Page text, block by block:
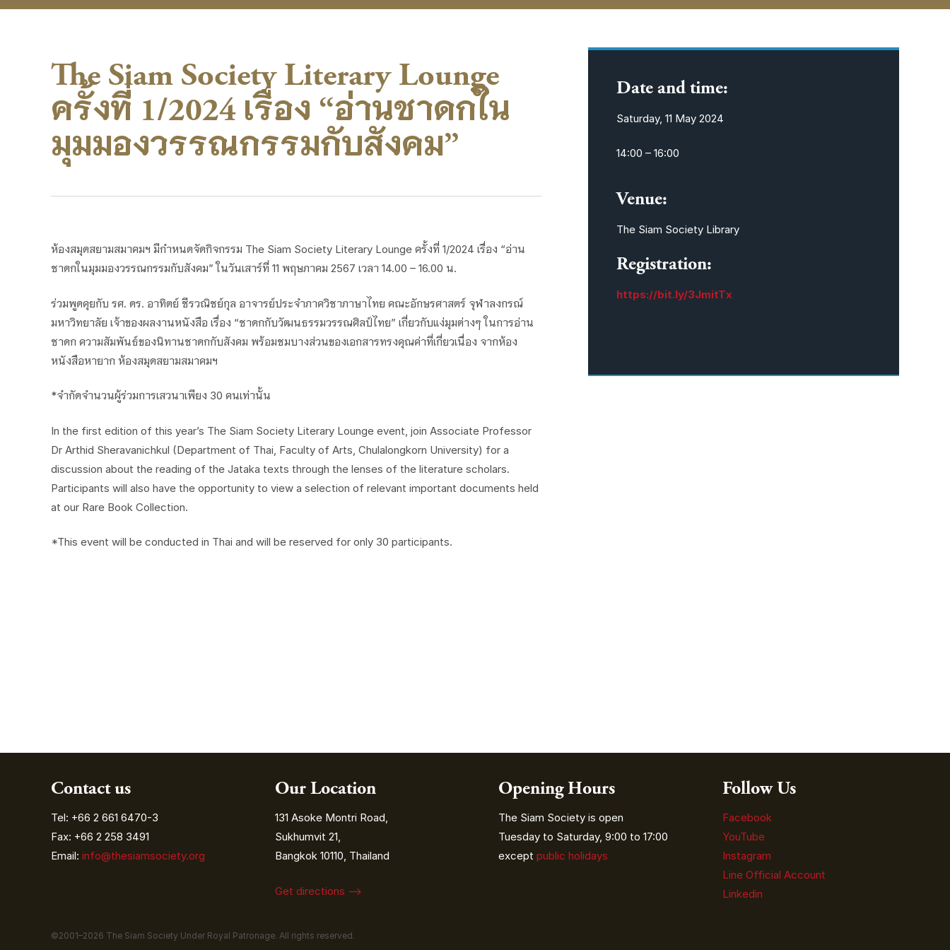
The Siam Society Literary Lounge
ครั้งที่ 1/2024 เรื่อง “อ่านชาดกใน
มุมมองวรรณกรรมกับสังคม”
ห้องสมุดสยามสมาคมฯ มีกำหนดจัดกิจกรรม The Siam Society Literary Lounge ครั้งที่ 1/2024 เรื่อง “อ่าน
ชาดกในมุมมองวรรณกรรมกับสังคม” ในวันเสาร์ที่ 11 พฤษภาคม 2567 เวลา 14.00 – 16.00 น.
ร่วมพูดคุยกับ รศ. ดร. อาทิตย์ ชีรวณิชย์กุล อาจารย์ประจำภาควิชาภาษาไทย คณะอักษรศาสตร์ จุฬาลงกรณ์
มหาวิทยาลัย เจ้าของผลงานหนังสือ เรื่อง “ชาดกกับวัฒนธรรมวรรณศิลป์ไทย” เกี่ยวกับแง่มุมต่างๆ ในการอ่าน
ชาดก ความสัมพันธ์ของนิทานชาดกกับสังคม พร้อมชมบางส่วนของเอกสารทรงคุณค่าที่เกี่ยวเนื่อง จากห้อง
หนังสือหายาก ห้องสมุดสยามสมาคมฯ
*จำกัดจำนวนผู้ร่วมการเสวนาเพียง 30 คนเท่านั้น
In the first edition of this year’s The Siam Society Literary Lounge event, join Associate Professor
Dr Arthid Sheravanichkul (Department of Thai, Faculty of Arts, Chulalongkorn University) for a
discussion about the reading of the Jataka texts through the lenses of the literature scholars.
Participants will also have the opportunity to view a selection of relevant important documents held
at our Rare Book Collection.
*This event will be conducted in Thai and will be reserved for only 30 participants.
Date and time:
Saturday, 11 May 2024
14:00 – 16:00
Venue:
The Siam Society Library
Registration:
https://bit.ly/3JmitTx
Contact us
Tel: +66 2 661 6470-3
Fax: +66 2 258 3491
Email: info@thesiamsociety.org
Our Location
131 Asoke Montri Road,
Sukhumvit 21,
Bangkok 10110, Thailand
Get directions ⟶
Opening Hours
The Siam Society is open
Tuesday to Saturday, 9:00 to 17:00
except public holidays
Follow Us
Facebook
YouTube
Instagram
Line Official Account
Linkedin
©2001–2026 The Siam Society Under Royal Patronage. All rights reserved.